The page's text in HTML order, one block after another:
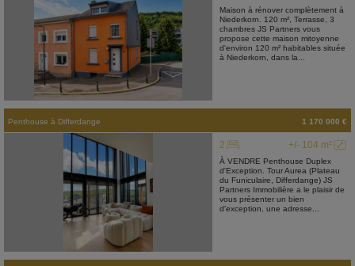
Maison à rénover complètement à
Niederkorn. 120 m², Terrasse, 3
chambres JS Partners vous
propose cette maison mitoyenne
d'environ 120 m² habitables située
à Niederkorn, dans la...
Penthouse à Differdange 1 170 000 €
+/- 104 m²
2
À VENDRE Penthouse Duplex
d'Exception. Tour Aurea (Plateau
du Funiculaire, Differdange) JS
Partners Immobilière a le plaisir de
vous présenter un bien
d'exception, une adresse...